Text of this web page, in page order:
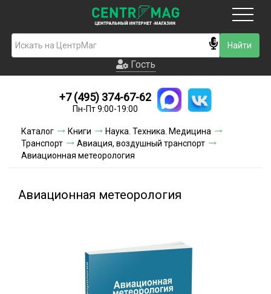
Гость
Новинки
Условия доставки
Условия оплаты
Гость
+7 (495) 374-67-62
Пн-Пт 9:00-19:00
Каталог Книги
Наука. Техника. Медицина
Транспорт
Авиация, воздушный транспорт
Авиационная метеорология
Авиационная метеорология